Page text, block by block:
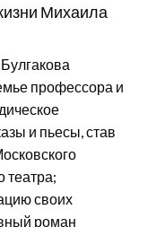
Михаила
профессора и
и пьесы, став
театра;
своих
роман